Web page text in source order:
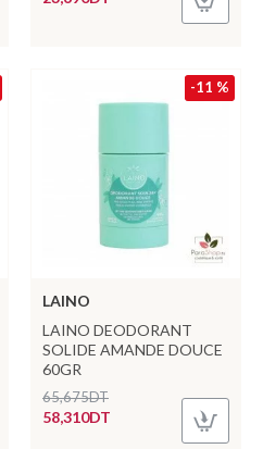
-11 %
LAINO
LAINO DEODORANT
SOLIDE AMANDE DOUCE
60GR
58,310DT
65,675DT